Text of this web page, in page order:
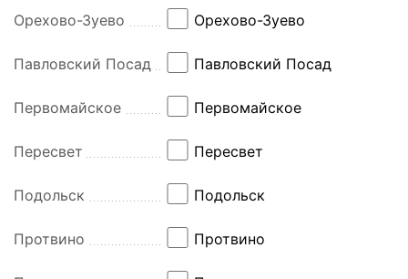
Орехово-Зуево Орехово-Зуево
Павловский Посад Павловский Посад
Первомайское Первомайское
Пересвет Пересвет
Подольск Подольск
Протвино Протвино